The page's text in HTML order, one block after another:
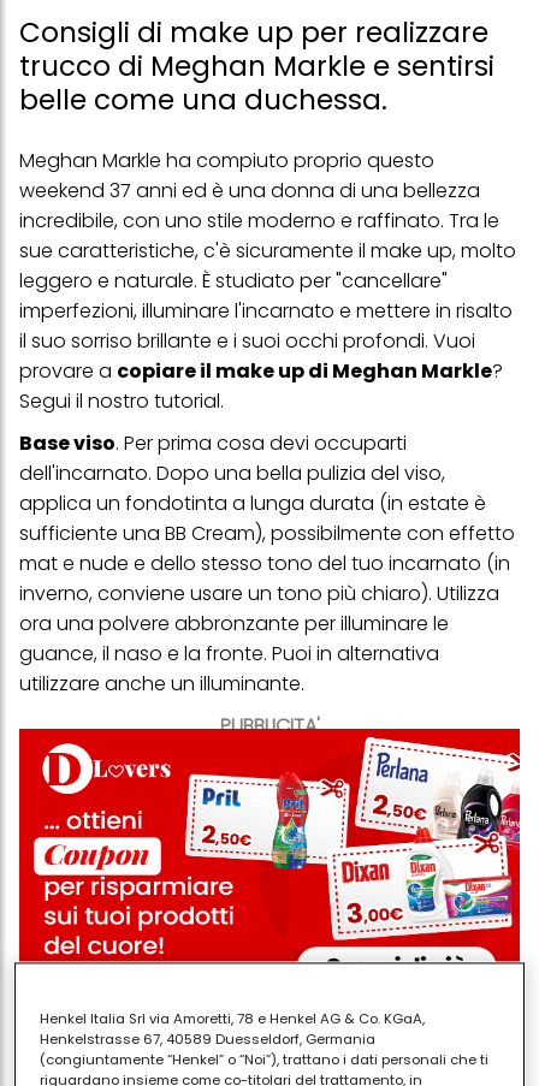
Consigli di make up per realizzare
trucco di Meghan Markle e sentirsi
belle come una duchessa.
PUBBLICITA'
Meghan Markle ha compiuto proprio questo
weekend 37 anni ed è una donna di una bellezza
incredibile, con uno stile moderno e raffinato. Tra le
sue caratteristiche, c'è sicuramente il make up, molto
leggero e naturale. È studiato per "cancellare"
imperfezioni, illuminare l'incarnato e mettere in risalto
il suo sorriso brillante e i suoi occhi profondi. Vuoi
provare a copiare il make up di Meghan Markle?
Segui il nostro tutorial.
Base viso. Per prima cosa devi occuparti
dell'incarnato. Dopo una bella pulizia del viso,
applica un fondotinta a lunga durata (in estate è
sufficiente una BB Cream), possibilmente con effetto
mat e nude e dello stesso tono del tuo incarnato (in
inverno, conviene usare un tono più chiaro). Utilizza
ora una polvere abbronzante per illuminare le
guance, il naso e la fronte. Puoi in alternativa
utilizzare anche un illuminante.
Trucco occhi. Meghan ha occhi molto scuri e ciglia
Henkel Italia Srl via Amoretti, 78 e Henkel AG & Co. KGaA,
Henkelstrasse 67, 40589 Duesseldorf, Germania
(congiuntamente “Henkel” o “Noi”), trattano i dati personali che ti
riguardano insieme come co-titolari del trattamento, in